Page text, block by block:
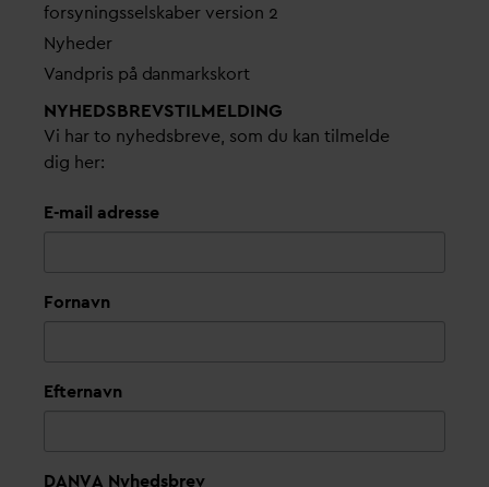
forsyningsselskaber version 2
Nyheder
Vandpris på danmarkskort
NYHEDSBREVS­TILMELDING
Vi har to nyhedsbreve, som du kan tilmelde
dig her:
E-mail adresse
Fornavn
Efternavn
DANVA Nyhedsbrev